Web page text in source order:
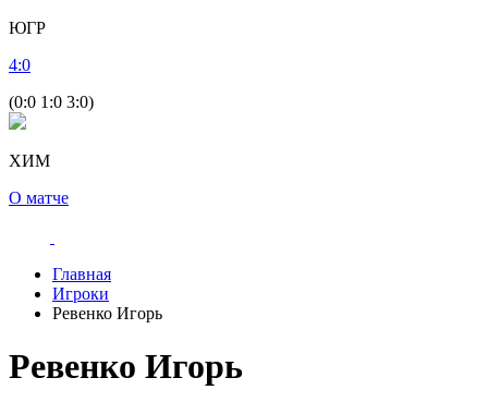
ЮГР
4:0
(0:0 1:0 3:0)
ХИМ
О матче
Главная
Игроки
Ревенко Игорь
Ревенко Игорь